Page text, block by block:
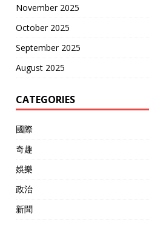
November 2025
October 2025
September 2025
August 2025
CATEGORIES
國際
奇趣
娛樂
政治
新聞